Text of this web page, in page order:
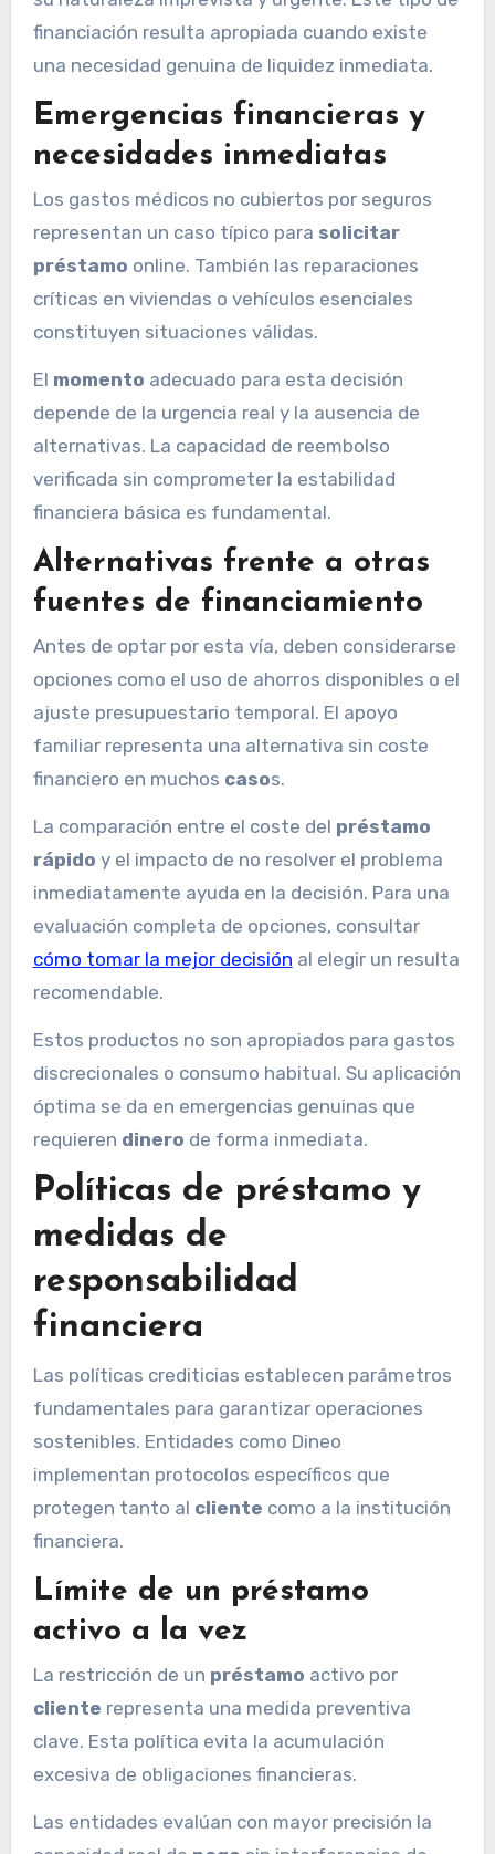
financiación resulta apropiada cuando existe
una necesidad genuina de liquidez inmediata.
Emergencias financieras y
necesidades inmediatas
Los gastos médicos no cubiertos por seguros
representan un caso típico para solicitar
préstamo online. También las reparaciones
críticas en viviendas o vehículos esenciales
constituyen situaciones válidas.
El momento adecuado para esta decisión
depende de la urgencia real y la ausencia de
alternativas. La capacidad de reembolso
verificada sin comprometer la estabilidad
financiera básica es fundamental.
Alternativas frente a otras
fuentes de financiamiento
Antes de optar por esta vía, deben considerarse
opciones como el uso de ahorros disponibles o el
ajuste presupuestario temporal. El apoyo
familiar representa una alternativa sin coste
financiero en muchos casos.
La comparación entre el coste del préstamo
rápido y el impacto de no resolver el problema
inmediatamente ayuda en la decisión. Para una
evaluación completa de opciones, consultar
cómo tomar la mejor decisión al elegir un resulta
recomendable.
Estos productos no son apropiados para gastos
discrecionales o consumo habitual. Su aplicación
óptima se da en emergencias genuinas que
requieren dinero de forma inmediata.
Políticas de préstamo y
medidas de
responsabilidad
financiera
Las políticas crediticias establecen parámetros
fundamentales para garantizar operaciones
sostenibles. Entidades como Dineo
implementan protocolos específicos que
protegen tanto al cliente como a la institución
financiera.
Límite de un préstamo
activo a la vez
La restricción de un préstamo activo por
cliente representa una medida preventiva
clave. Esta política evita la acumulación
excesiva de obligaciones financieras.
Las entidades evalúan con mayor precisión la